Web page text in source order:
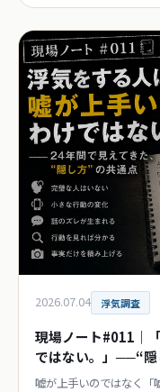
2026.07.04 浮気調査
現場ノート#011｜
ではない。」──“
嘘が上手いのではなく「